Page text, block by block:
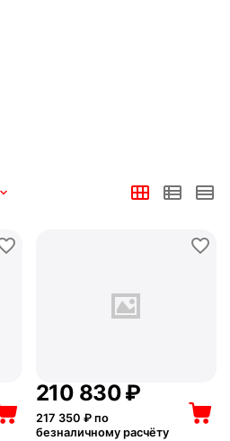
210 830₽
217 350 ₽ по
безналичному расчёту